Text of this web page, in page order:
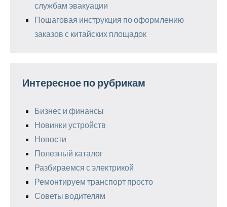
службам эвакуации
Пошаговая инструкция по оформлению
заказов с китайских площадок
Интересное по рубрикам
Бизнес и финансы
Новинки устройств
Новости
Полезный каталог
Разбираемся с электрикой
Ремонтируем транспорт просто
Советы водителям